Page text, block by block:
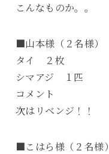
こんなものか。。
■山本様（２名様）
タイ ２枚
シマアジ １匹
コメント
次はリベンジ！！
■こはら様（２名様）